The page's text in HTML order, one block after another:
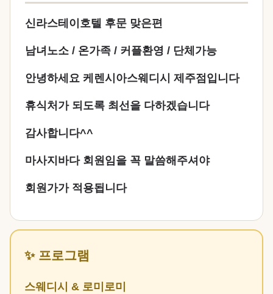
신라스테이호텔 후문 맞은편
남녀노소 / 온가족 / 커플환영 / 단체가능
안녕하세요 케렌시아스웨디시 제주점입니다
휴식처가 되도록 최선을 다하겠습니다
감사합니다^^
마사지바다 회원임을 꼭 말씀해주셔야
회원가가 적용됩니다
✨ 프로그램
스웨디시 & 로미로미